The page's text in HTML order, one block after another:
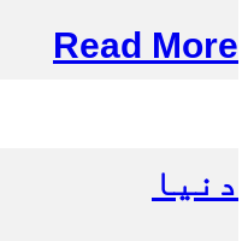
Read More
دنیا